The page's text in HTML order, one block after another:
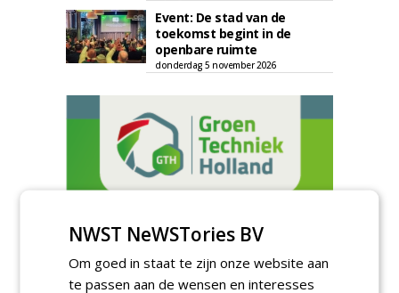
Event: De stad van de
toekomst begint in de
openbare ruimte
donderdag 5 november 2026
NWST NeWSTories BV
Om goed in staat te zijn onze website aan
te passen aan de wensen en interesses